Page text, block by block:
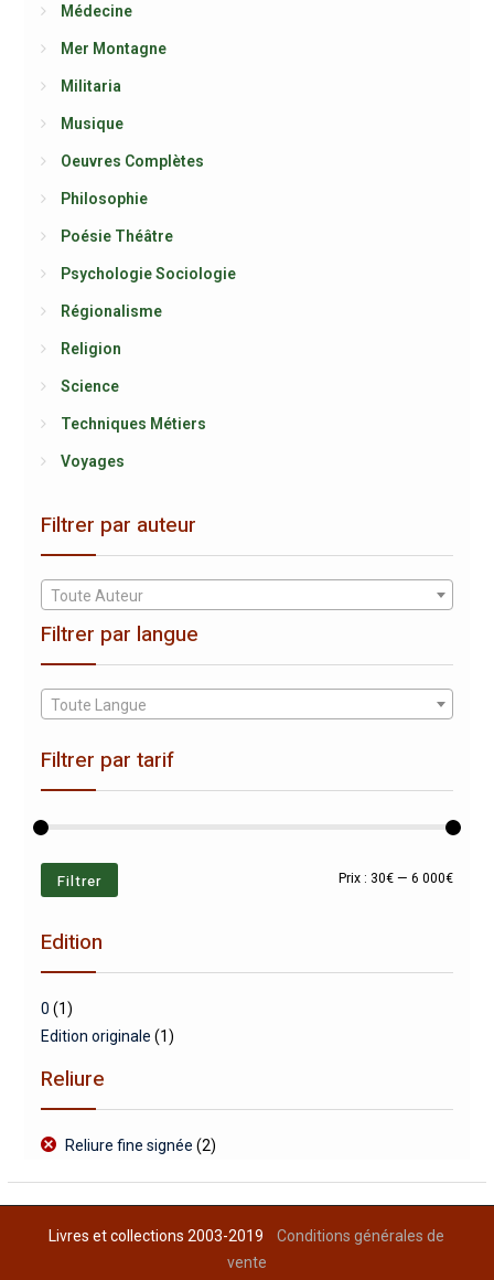
Médecine
Mer Montagne
Militaria
Musique
Oeuvres Complètes
Philosophie
Poésie Théâtre
Psychologie Sociologie
Régionalisme
Religion
Science
Techniques Métiers
Voyages
Filtrer par auteur
Toute Auteur
Filtrer par langue
Toute Langue
Filtrer par tarif
Prix
Prix
Filtrer Prix : 30€ —6 000€
Edition
0 (1)
Edition originale (1)
Reliure
Reliure fine signée (2)
Livres et collections 2003-2019Conditions générales de
vente